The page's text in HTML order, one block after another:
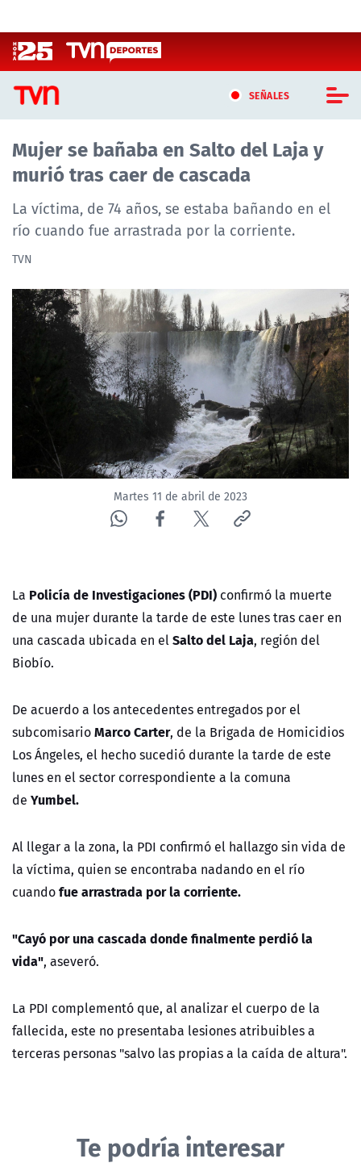
SEÑALES
CASTING MASTERCHEF CHILE
CASTING TVN VERTICAL
TVN VERTICAL
TVN PLAY
PROGRAMAS
TELESERIES
NTV
ACTUALIDAD Y TENDENCIAS
CORPORATIVO Y TRANSPARENCIA
CANAL DE DENUNCIAS
Mujer se bañaba en Salto del Laja y
murió tras caer de cascada
La víctima, de 74 años, se estaba bañando en el
río cuando fue arrastrada por la corriente.
TVN
Martes 11 de abril de 2023
La Policía de Investigaciones (PDI) confirmó la muerte
de una mujer durante la tarde de este lunes tras caer en
una cascada ubicada en elSalto del Laja, región del
Biobío.
De acuerdo a los antecedentes entregados por el
subcomisarioMarco Carter, de la Brigada de Homicidios
Los Ángeles, el hecho sucedió durante la tarde de este
lunes en el sector correspondiente a la comuna
de Yumbel.
Al llegar a la zona, la PDI confirmó el hallazgo sin vida de
la víctima, quien se encontraba nadando en el río
cuandofue arrastrada por la corriente.
"Cayó por una cascada donde finalmente perdió la
vida", aseveró.
La PDI complementó que, al analizar el cuerpo de la
fallecida, este no presentaba lesiones atribuibles a
terceras personas "salvo las propias a la caída de altura".
Te podría interesar